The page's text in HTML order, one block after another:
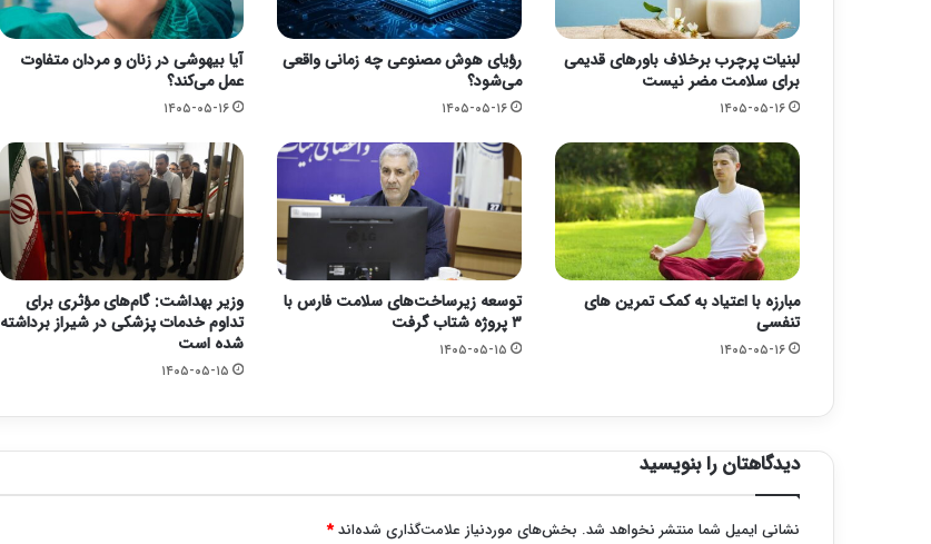
لبنیات پرچرب برخلاف باورهای قدیمی
برای سلامت مضر نیست
۱۴۰۵-۰۵-۱۶
رؤیای هوش مصنوعی چه زمانی واقعی
می‌شود؟
۱۴۰۵-۰۵-۱۶
آیا بیهوشی در زنان و مردان متفاوت
عمل می‌کند؟
۱۴۰۵-۰۵-۱۶
مبارزه با اعتیاد به کمک تمرین های
تنفسی
۱۴۰۵-۰۵-۱۶
توسعه زیرساخت‌های سلامت فارس با
۳ پروژه شتاب گرفت
۱۴۰۵-۰۵-۱۵
وزیر بهداشت: گام‌های مؤثری برای
تداوم خدمات پزشکی در شیراز برداشته
شده است
۱۴۰۵-۰۵-۱۵
دیدگاهتان را بنویسید
نشانی ایمیل شما منتشر نخواهد شد. بخش‌های موردنیاز علامت‌گذاری شده‌اند*